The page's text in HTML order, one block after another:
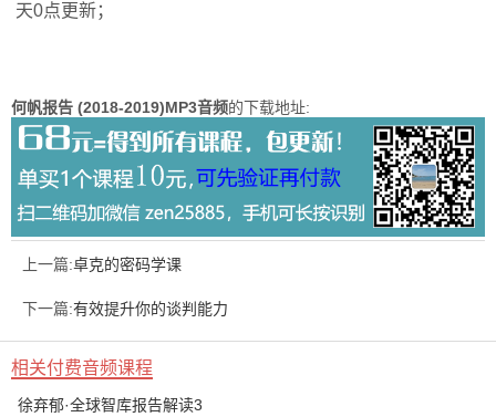
天0点更新；
何帆报告 (2018-2019)MP3音频的下载地址:
上一篇:卓克的密码学课
下一篇:有效提升你的谈判能力
相关付费音频课程
徐弃郁·全球智库报告解读3